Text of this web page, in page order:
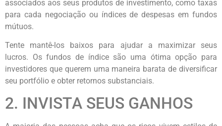
associados aos seus produtos de investimento, como taxas
para cada negociação ou índices de despesas em fundos
mútuos.
Tente mantê-los baixos para ajudar a maximizar seus
lucros. Os fundos de índice são uma ótima opção para
investidores que querem uma maneira barata de diversificar
seu portfólio e obter retornos substanciais.
2. INVISTA SEUS GANHOS